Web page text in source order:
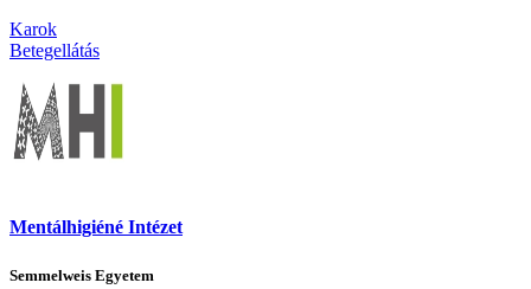
Karok
Betegellátás
Mentálhigiéné Intézet
Semmelweis Egyetem